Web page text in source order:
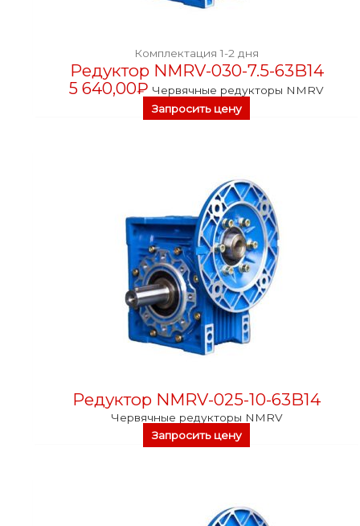
Комплектация 1-2 дня
Редуктор NMRV-030-7.5-63B14
5 640,00₽ Червячные редукторы NMRV
Запросить цену
Редуктор NMRV-025-10-63B14
Червячные редукторы NMRV
Запросить цену